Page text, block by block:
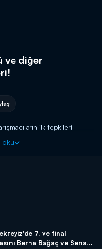
ve diğer
ilk tepkileri!
oku
7. ve final
Berna Bağaç ve Senan